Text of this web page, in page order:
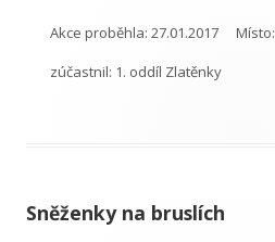
Akce proběhla: 27.01.2017 Místo:
zúčastnil: 1. oddíl Zlatěnky
Sněženky na bruslích